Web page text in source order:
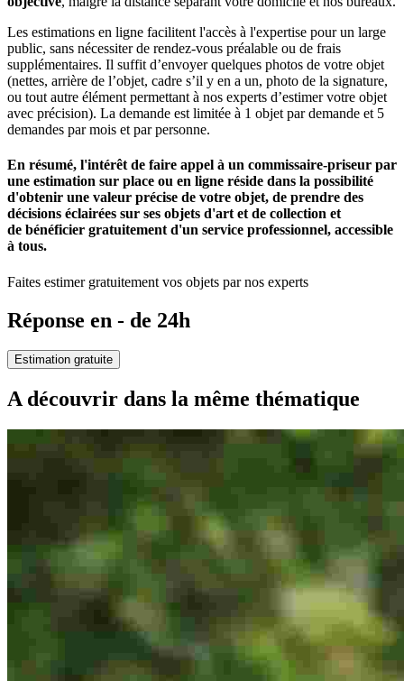
Les estimations en ligne facilitent l'accès à l'expertise pour un large
public, sans nécessiter de rendez-vous préalable ou de frais
supplémentaires. Il suffit d’envoyer quelques photos de votre objet
(nettes, arrière de l’objet, cadre s’il y en a un, photo de la signature,
ou tout autre élément permettant à nos experts d’estimer votre objet
avec précision). La demande est limitée à 1 objet par demande et 5
demandes par mois et par personne.
En résumé, l'intérêt de faire appel à un commissaire-priseur par
une estimation sur place ou en ligne réside dans la possibilité
d'obtenir une valeur précise de votre objet, de prendre des
décisions éclairées sur ses objets d'art et de collection et
de bénéficier gratuitement d'un service professionnel, accessible
à tous.
Faites estimer gratuitement vos objets par nos experts
Réponse en - de 24h
Estimation gratuite
A découvrir dans la même thématique